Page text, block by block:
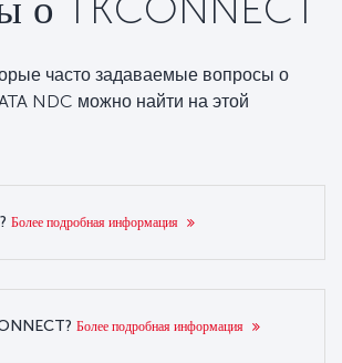
часто задаваемые вопросы о
NDC можно найти на этой
Более подробная информация
Более подробная информация